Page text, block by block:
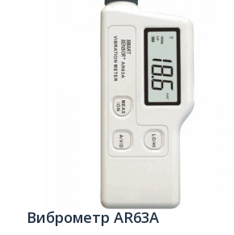
Виброметр AR63A